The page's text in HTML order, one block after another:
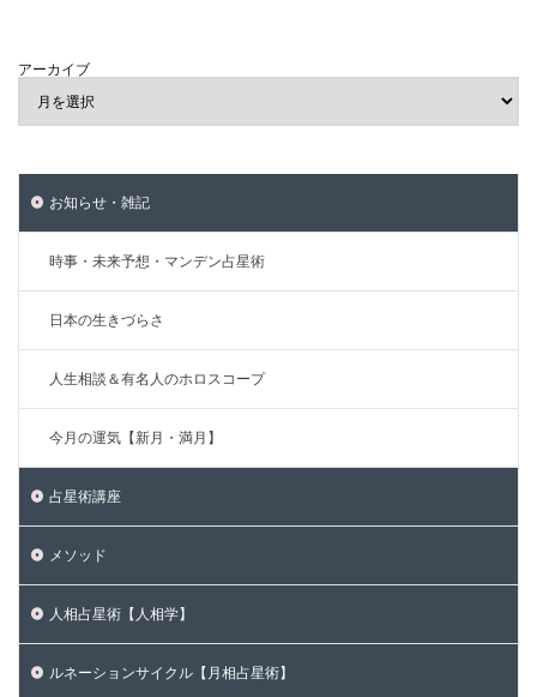
アーカイブ
お知らせ・雑記
時事・未来予想・マンデン占星術
日本の生きづらさ
人生相談＆有名人のホロスコープ
今月の運気【新月・満月】
占星術講座
メソッド
人相占星術【人相学】
ルネーションサイクル【月相占星術】